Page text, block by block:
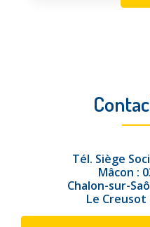
Tél. Siège
Mâcon :
Chalon-sur-
Le Creusot